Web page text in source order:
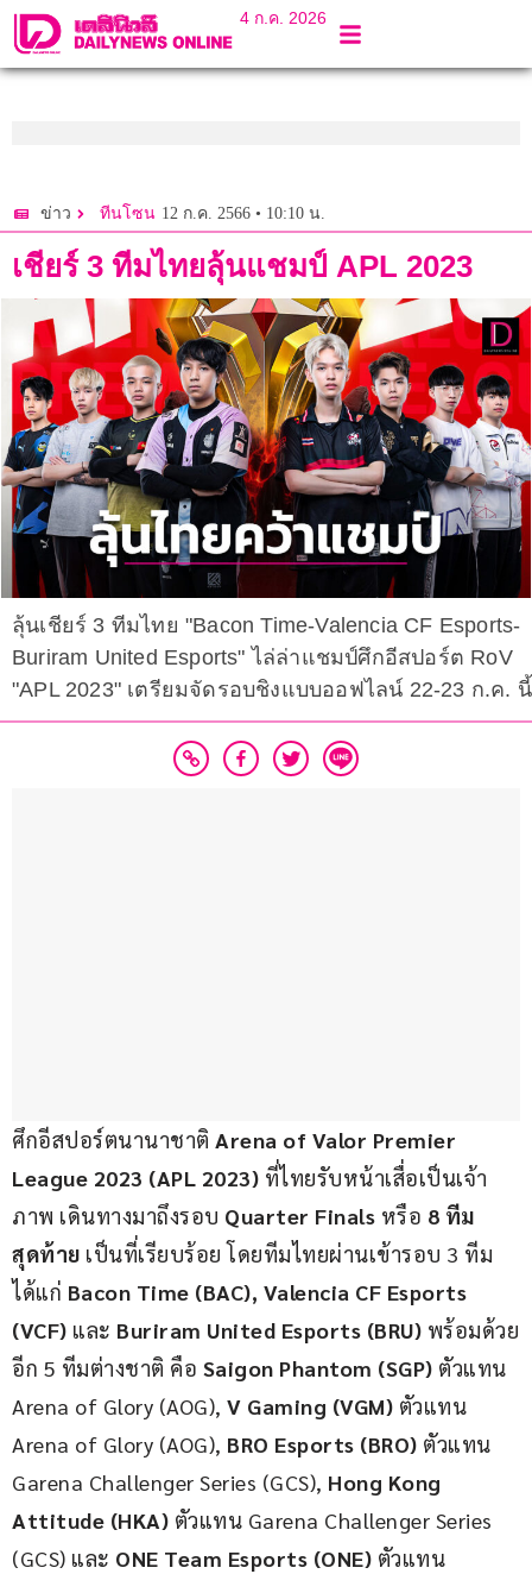
4 ก.ค. 2026
ข่าว ทีนโซน 12 ก.ค. 2566 • 10:10 น.
เชียร์ 3 ทีมไทยลุ้นแชมป์ APL 2023
ลุ้นเชียร์ 3 ทีมไทย "Bacon Time-Valencia CF Esports-
Buriram United Esports" ไล่ล่าแชมป์ศึกอีสปอร์ต RoV
"APL 2023" เตรียมจัดรอบชิงแบบออฟไลน์ 22-23 ก.ค. นี้
ศึกอีสปอร์ตนานาชาติ Arena of Valor Premier
League 2023 (APL 2023) ที่ไทยรับหน้าเสื่อเป็นเจ้า
ภาพ เดินทางมาถึงรอบ Quarter Finals หรือ 8 ทีม
สุดท้าย เป็นที่เรียบร้อย โดยทีมไทยผ่านเข้ารอบ 3 ทีม
ได้แก่ Bacon Time (BAC), Valencia CF Esports
(VCF) และ Buriram United Esports (BRU) พร้อมด้วย
อีก 5 ทีมต่างชาติ คือ Saigon Phantom (SGP) ตัวแทน
Arena of Glory (AOG), V Gaming (VGM) ตัวแทน
Arena of Glory (AOG), BRO Esports (BRO) ตัวแทน
Garena Challenger Series (GCS), Hong Kong
Attitude (HKA) ตัวแทน Garena Challenger Series
(GCS) และ ONE Team Esports (ONE) ตัวแทน